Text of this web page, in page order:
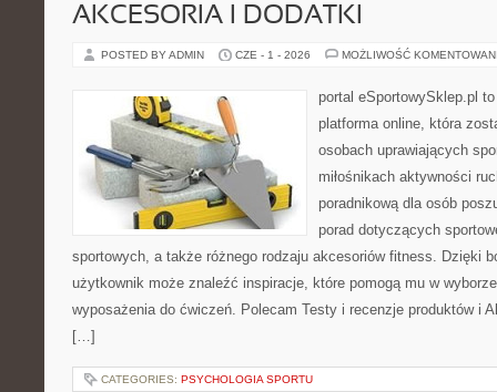
AKCESORIA I DODATKI
POSTED BY ADMIN CZE - 1 - 2026 MOŻLIWOŚĆ
portal eSportowySklep.pl
platforma online, która
osobach uprawiających
miłośnikach aktywności
poradnikową dla osób
porad dotyczących
sportowych, a także różnego rodzaju akcesoriów fitness. Dzięki
użytkownik może znaleźć inspiracje, które pomogą mu w
wyposażenia do ćwiczeń. Polecam Testy i recenzje produktów i
[…]
CATEGORIES: PSYCHOLOGIA SPORTU